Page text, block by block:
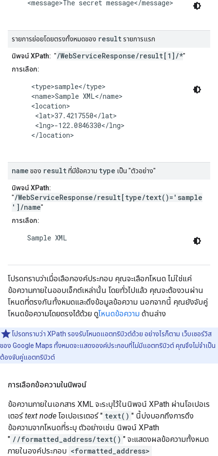
    <message>The secret message</message>
รายการย่อยโดยตรงทั้งหมดของ result รายการแรก
นิพจน์ XPath: "/WebServiceResponse/result[1]/*"
การเลือก:
     <type>sample</type>
     <name>Sample XML</name>
     <location>
      <lat>37.4217550</lat>
      <lng>-122.0846330</lng>
     </location>
name ของ resultที่มีข้อความ type เป็น "ตัวอย่าง"
นิพจน์ XPath:
"/WebServiceResponse/result[type/text()='sample
']/name"
การเลือก:
    Sample XML
โปรดทราบว่าเมื่อเลือกองค์ประกอบ คุณจะเลือกโหนด ไม่ใช่แค่
ข้อความภายในออบเจ็กต์เหล่านั้น โดยทั่วไปแล้ว คุณจะต้องวนผ่าน
โหนดที่ตรงกันทั้งหมดและดึงข้อมูลข้อความ นอกจากนี้ คุณยังจับคู่
โหนดข้อความโดยตรงได้ด้วย ดูโหนดข้อความ ด้านล่าง
โปรดทราบว่า XPath รองรับโหนดแอตทริบิวต์ด้วย อย่างไรก็ตาม เว็บเซอร์วิส
ของ Google Maps ทั้งหมดจะแสดงองค์ประกอบที่ไม่มีแอตทริบิวต์ คุณจึงไม่จำเป็น
ต้องจับคู่แอตทริบิวต์
การเลือกข้อความในนิพจน์
ข้อความภายในเอกสาร XML จะระบุไว้ในนิพจน์ XPath ผ่านโอเปอเร
เตอร์text node โอเปอเรเตอร์ " text() " นี้บ่งบอกถึงการดึง
ข้อความจากโหนดที่ระบุ ตัวอย่างเช่น นิพจน์ XPath
" //formatted_address/text() " จะแสดงผลข้อความทั้งหมด
ภายในองค์ประกอบ <formatted_address>